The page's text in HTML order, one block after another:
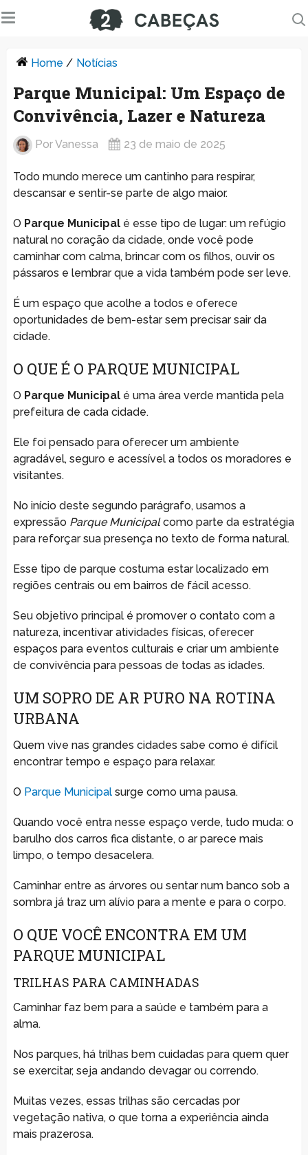
Home / Notícias
Parque Municipal: Um Espaço de
Convivência, Lazer e Natureza
PorVanessa 23 de maio de 2025
Todo mundo merece um cantinho para respirar,
descansar e sentir-se parte de algo maior.
O Parque Municipalé esse tipo de lugar: um refúgio
natural no coração da cidade, onde você pode
caminhar com calma, brincar com os filhos, ouvir os
pássaros e lembrar que a vida também pode ser leve.
É um espaço que acolhe a todos e oferece
oportunidades de bem-estar sem precisar sair da
cidade.
O QUE É O PARQUE MUNICIPAL
O Parque Municipalé uma área verde mantida pela
prefeitura de cada cidade.
Ele foi pensado para oferecer um ambiente
agradável, seguro e acessível a todos os moradores e
visitantes.
No início deste segundo parágrafo, usamos a
expressão Parque Municipalcomo parte da estratégia
para reforçar sua presença no texto de forma natural.
Esse tipo de parque costuma estar localizado em
regiões centrais ou em bairros de fácil acesso.
Seu objetivo principal é promover o contato com a
natureza, incentivar atividades físicas, oferecer
espaços para eventos culturais e criar um ambiente
de convivência para pessoas de todas as idades.
UM SOPRO DE AR PURO NA ROTINA
URBANA
Quem vive nas grandes cidades sabe como é difícil
encontrar tempo e espaço para relaxar.
O Parque Municipalsurge como uma pausa.
Quando você entra nesse espaço verde, tudo muda: o
barulho dos carros fica distante, o ar parece mais
limpo, o tempo desacelera.
Caminhar entre as árvores ou sentar num banco sob a
sombra já traz um alívio para a mente e para o corpo.
O QUE VOCÊ ENCONTRA EM UM
PARQUE MUNICIPAL
TRILHAS PARA CAMINHADAS
Caminhar faz bem para a saúde e também para a
alma.
Nos parques, há trilhas bem cuidadas para quem quer
se exercitar, seja andando devagar ou correndo.
Muitas vezes, essas trilhas são cercadas por
vegetação nativa, o que torna a experiência ainda
mais prazerosa.